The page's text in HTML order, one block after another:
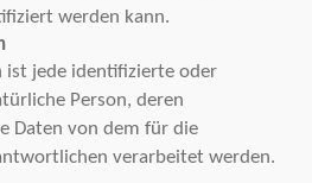
werden kann.
ist jede identifizierte oder
Person, deren
Daten von dem für die
verarbeitet werden.